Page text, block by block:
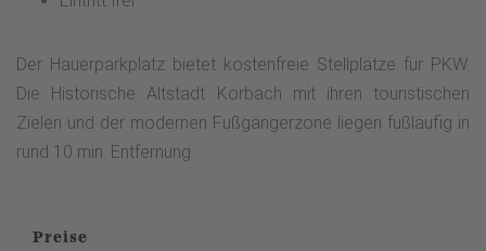
Der Hauerparkplatz bietet kostenfreie Stellplätze für PKW.
Die Historische Altstadt Korbach mit ihren touristischen
Zielen und der modernen Fußgängerzone liegen fußläufig in
rund 10 min. Entfernung.
Preise